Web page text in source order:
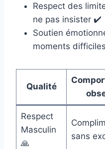
Respect des
ne pas insister ✔️
Soutien
moments
Qualité
Respect
Masculin
🙏
sans